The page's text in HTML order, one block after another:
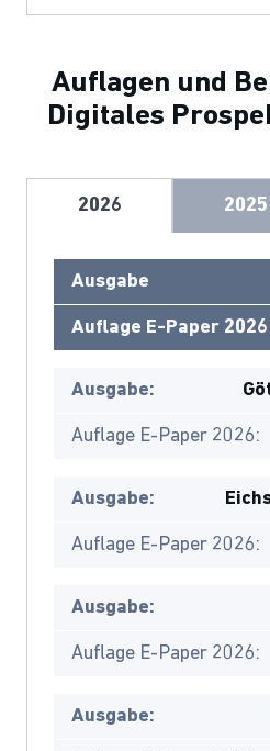
Auflagen und
Digitales
2026 2025
Ausgabe
Auflage E-Paper 2026
Ausgabe:
Auflage E-Paper 2026:
Ausgabe:
Auflage E-Paper 2026:
Ausgabe:
Auflage E-Paper 2026:
Ausgabe: